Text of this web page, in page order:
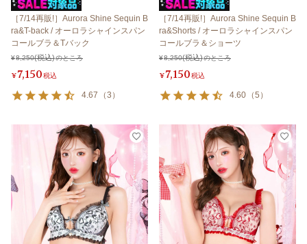
［7/14再販!］Aurora Shine Sequin B
ra&T-back / オーロラシャインスパン
コールブラ＆Tバック
¥8,250 のところ
¥7,150税込
4.67 （3 ）
［7/14再販!］Aurora Shine Sequin B
ra&Shorts / オーロラシャインスパン
コールブラ＆ショーツ
¥8,250 のところ
¥7,150税込
4.60 （5 ）